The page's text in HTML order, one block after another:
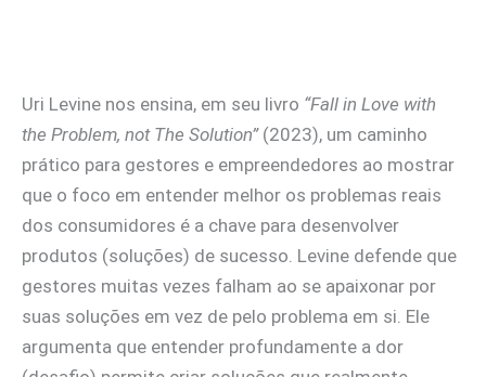
Uri Levine nos ensina, em seu livro “Fall in Love with
the Problem, not The Solution” (2023), um caminho
prático para gestores e empreendedores ao mostrar
que o foco em entender melhor os problemas reais
dos consumidores é a chave para desenvolver
produtos (soluções) de sucesso. Levine defende que
gestores muitas vezes falham ao se apaixonar por
suas soluções em vez de pelo problema em si. Ele
argumenta que entender profundamente a dor